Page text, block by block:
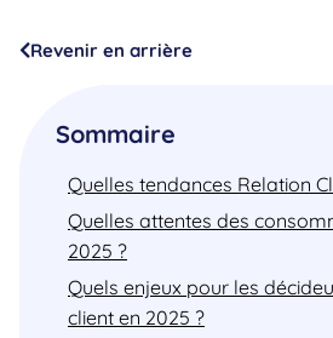
Revenir en arrière
Sommaire
Quelles tendances Relation
Quelles attentes des
2025 ?
Quels enjeux pour les
client en 2025 ?